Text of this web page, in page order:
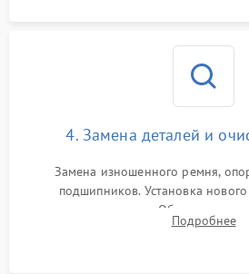
4. Замена деталей и
Замена изношенного ремня,
подшипников. Установка
термодатчиков. Обязательная
конденсатора, крыльчаткиПодробнее